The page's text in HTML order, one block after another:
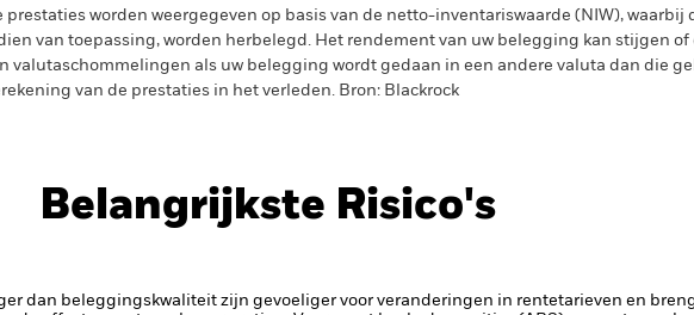
prestaties worden weergegeven op basis van de netto-inventariswaarde (NIW),
van toepassing, worden herbelegd. Het rendement van uw belegging kan stijgen of
valutaschommelingen als uw belegging wordt gedaan in een andere valuta dan die
van de prestaties in het verleden. Bron: Blackrock
Belangrijkste Risico's
dan beleggingskwaliteit zijn gevoeliger voor veranderingen in rentetarieven en